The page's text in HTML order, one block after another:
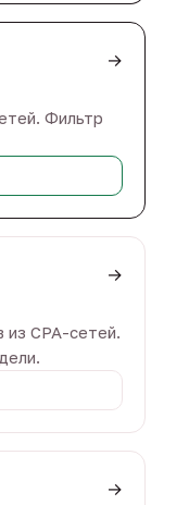
→
Фильтр
→
CPA-сетей.
→